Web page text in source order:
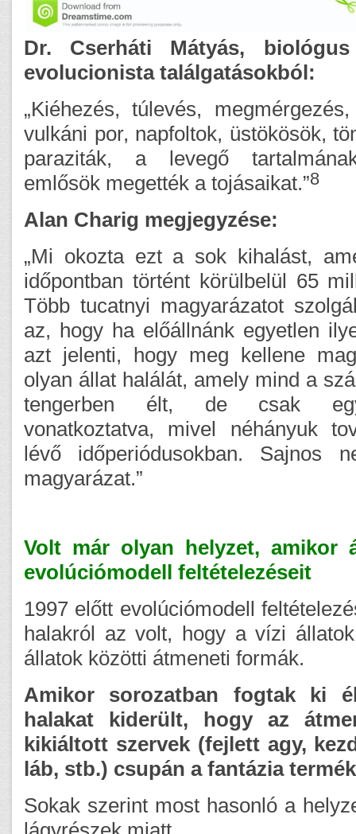
Dr. Cserháti Mátyás,
evolucionista találgatásokból:
„Kiéhezés, túlevés,
vulkáni por, napfoltok, üstökösök,
paraziták, a levegő
emlősök megették a tojásaikat.”8
Alan Charig megjegyzése:
„Mi okozta ezt a sok kihalást,
időpontban történt körülbelül 65
Több tucatnyi magyarázatot
az, hogy ha előállnánk egyetlen
azt jelenti, hogy meg kellene
olyan állat halálát, amely mind a
tengerben élt, de csak
vonatkoztatva, mivel néhányuk
lévő időperiódusokban. Sajnos
magyarázat.”
Volt már olyan helyzet, amikor
evolúciómodell feltételezéseit
1997 előtt evolúciómodell
halakról az volt, hogy a vízi
állatok közötti átmeneti formák.
Amikor sorozatban fogtak ki
halakat kiderült, hogy az
kikiáltott szervek (fejlett agy,
láb, stb.) csupán a fantázia
Sokak szerint most hasonló a